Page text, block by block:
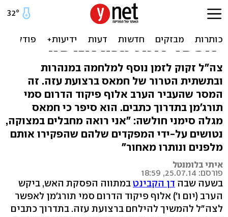
אלוף פיקוד הדרום: חמאס
במצוקה, כל יום לחימה נוסף
יאפשר לתת מכה אנושה
צה"ל זקוק לזמן נוסף למלחמה במנהרות
ובתשתית הטרור של חמאס ברצועת עזה. זה
המסר שהעביר הערב אלוף פיקוד הדרום סמי
תורג'מן בתדרוך כתבים. הוא סיפר כי חמאס
מגלה סימני חולשה: "אני רואה מחבלים במצוקה,
נטושים על-ידי המפקדים שלהם שהפקירו אותם
מלפנים ונותרו מאחור"
איתי בלומנטל
פורסם: 25.07.14, 18:59
בשעה שבה דן הקבינטבמתווה הפסקת האש, ביקש
הערב (יום ו') אלוף פיקוד הדרום סמי תורג'מן לאפשר
לצה"ל להמשיך להילחם ברצועת עזה. בתדרוך כתבים